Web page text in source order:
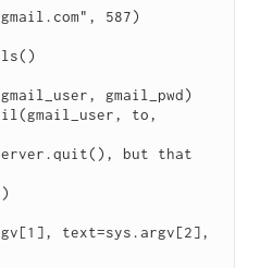
587)
text=sys.argv[2],